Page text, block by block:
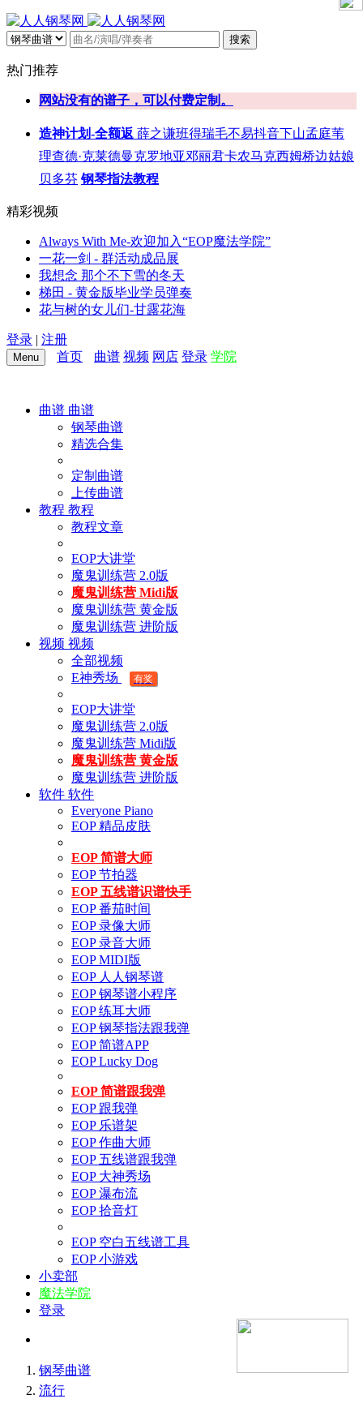
搜索
热门推荐
网站没有的谱子，可以付费定制。
造神计划-全额返 薛之谦班得瑞毛不易抖音下山孟庭苇
理查德·克莱德曼克罗地亚邓丽君卡农马克西姆桥边姑娘
贝多芬 钢琴指法教程
精彩视频
Always With Me-欢迎加入“EOP魔法学院”
一花一剑 - 群活动成品展
我想念 那个不下雪的冬天
梯田 - 黄金版毕业学员弹奏
花与树的女儿们-甘露花海
登录 | 注册
Menu 首页 曲谱 视频 网店 登录 学院
曲谱 曲谱
钢琴曲谱
精选合集
定制曲谱
上传曲谱
教程 教程
教程文章
EOP大讲堂
魔鬼训练营 2.0版
魔鬼训练营 Midi版
魔鬼训练营 黄金版
魔鬼训练营 进阶版
视频 视频
全部视频
E神秀场
有奖
EOP大讲堂
魔鬼训练营 2.0版
魔鬼训练营 Midi版
魔鬼训练营 黄金版
魔鬼训练营 进阶版
软件 软件
Everyone Piano
EOP 精品皮肤
EOP 简谱大师
EOP 节拍器
EOP 五线谱识谱快手
EOP 番茄时间
EOP 录像大师
EOP 录音大师
EOP MIDI版
EOP 人人钢琴谱
EOP 钢琴谱小程序
EOP 练耳大师
EOP 钢琴指法跟我弹
EOP 简谱APP
EOP Lucky Dog
EOP 简谱跟我弹
EOP 跟我弹
EOP 乐谱架
EOP 作曲大师
EOP 五线谱跟我弹
EOP 大神秀场
EOP 瀑布流
EOP 拾音灯
EOP 空白五线谱工具
EOP 小游戏
小卖部
魔法学院
登录
钢琴曲谱
流行